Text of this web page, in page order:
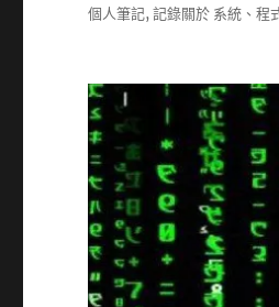
個人筆記, 記錄關於 系統、程